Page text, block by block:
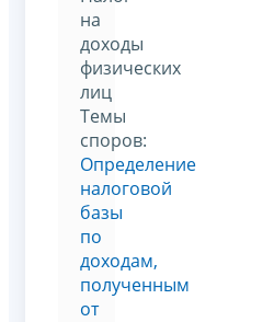
на
доходы
физических
лиц
Темы
споров:
Определение
налоговой
базы
по
доходам,
полученным
от